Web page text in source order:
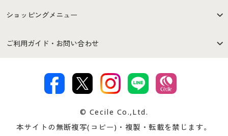
はじめての方へ
セシールご利用規約
著作権・商標について 会社案内
ショッピングメニュー
商品カテゴリ
プレゼント＆キャンペーン サイトマップ
ご利用ガイド・お問い合わせ
交換・返品は お支払は
ついて
忘れの場合
© Cecile Co.,Ltd.
本サイトの無断複写(コピー)・複製・転載を禁じます。